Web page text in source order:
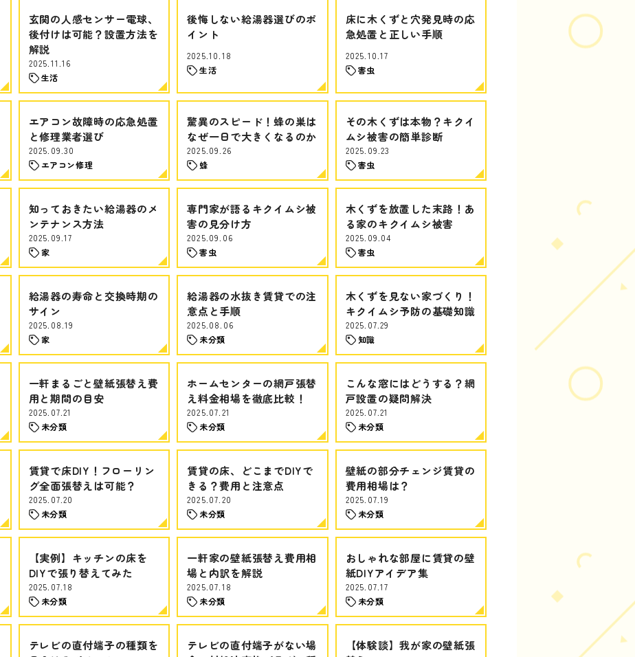
玄関の人感センサー電球、
後付けは可能？設置方法を
解説
2025.11.16
生活
後悔しない給湯器選びのポ
イント
2025.10.18
生活
床に木くずと穴発見時の応
急処置と正しい手順
2025.10.17
害虫
エアコン故障時の応急処置
と修理業者選び
2025.09.30
エアコン修理
驚異のスピード！蜂の巣は
なぜ一日で大きくなるのか
2025.09.26
蜂
その木くずは本物？キクイ
ムシ被害の簡単診断
2025.09.23
害虫
知っておきたい給湯器のメ
ンテナンス方法
2025.09.17
家
専門家が語るキクイムシ被
害の見分け方
2025.09.06
害虫
木くずを放置した末路！あ
る家のキクイムシ被害
2025.09.04
害虫
給湯器の寿命と交換時期の
サイン
2025.08.19
家
給湯器の水抜き賃貸での注
意点と手順
2025.08.06
未分類
木くずを見ない家づくり！
キクイムシ予防の基礎知識
2025.07.29
知識
一軒まるごと壁紙張替え費
用と期間の目安
2025.07.21
未分類
ホームセンターの網戸張替
え料金相場を徹底比較！
2025.07.21
未分類
こんな窓にはどうする？網
戸設置の疑問解決
2025.07.21
未分類
賃貸で床DIY！フローリン
グ全面張替えは可能？
2025.07.20
未分類
賃貸の床、どこまでDIYで
きる？費用と注意点
2025.07.20
未分類
壁紙の部分チェンジ賃貸の
費用相場は？
2025.07.19
未分類
【実例】キッチンの床を
DIYで張り替えてみた
2025.07.18
未分類
一軒家の壁紙張替え費用相
場と内訳を解説
2025.07.18
未分類
おしゃれな部屋に賃貸の壁
紙DIYアイデア集
2025.07.17
未分類
テレビの直付端子の種類を
テレビの直付端子がない場
【体験談】我が家の壁紙張